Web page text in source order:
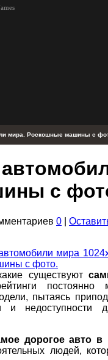
мира. Роскошные машины с
с
0
существуют
постоянно
пытаясь
недоступности
дорогое авто в
людей,